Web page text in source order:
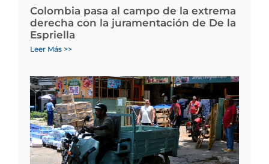
Colombia pasa al campo de la extrema
derecha con la juramentación de De la
Espriella
Leer Más >>